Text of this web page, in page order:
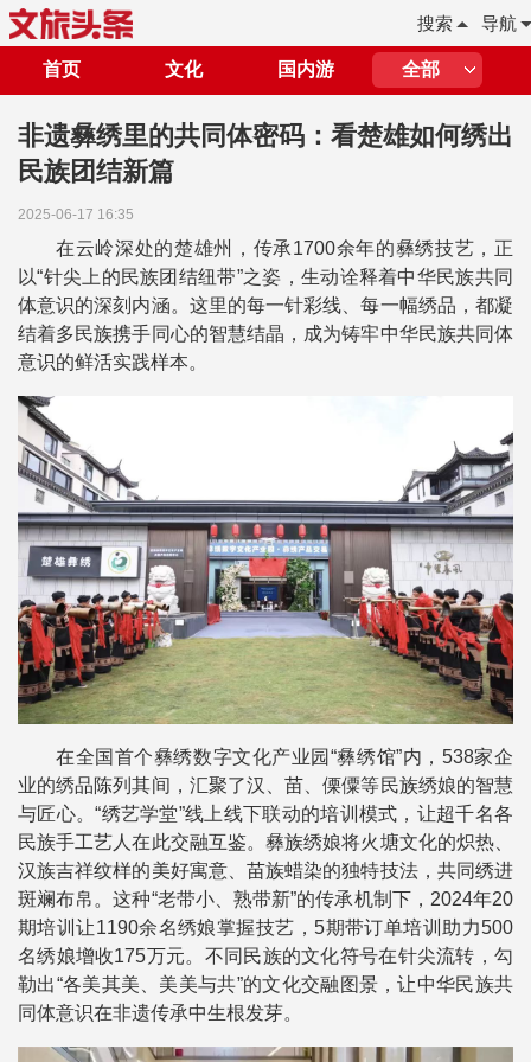
导航
搜索
首页 文化 国内游 全部
非遗彝绣里的共同体密码：看楚雄如何绣出
民族团结新篇
2025-06-17 16:35
在云岭深处的楚雄州，传承1700余年的彝绣技艺，正
以“针尖上的民族团结纽带”之姿，生动诠释着中华民族共同
体意识的深刻内涵。这里的每一针彩线、每一幅绣品，都凝
结着多民族携手同心的智慧结晶，成为铸牢中华民族共同体
意识的鲜活实践样本。
在全国首个彝绣数字文化产业园“彝绣馆”内，538家企
业的绣品陈列其间，汇聚了汉、苗、傈僳等民族绣娘的智慧
与匠心。“绣艺学堂”线上线下联动的培训模式，让超千名各
民族手工艺人在此交融互鉴。彝族绣娘将火塘文化的炽热、
汉族吉祥纹样的美好寓意、苗族蜡染的独特技法，共同绣进
斑斓布帛。这种“老带小、熟带新”的传承机制下，2024年20
期培训让1190余名绣娘掌握技艺，5期带订单培训助力500
名绣娘增收175万元。不同民族的文化符号在针尖流转，勾
勒出“各美其美、美美与共”的文化交融图景，让中华民族共
同体意识在非遗传承中生根发芽。